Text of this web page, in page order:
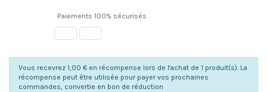
Paiements 100% sécurisés
Vous recevrez 1,00 € en récompense lors de l'achat de 1 produit(s). La
récompense peut être utilisée pour payer vos prochaines
commandes, convertie en bon de réduction